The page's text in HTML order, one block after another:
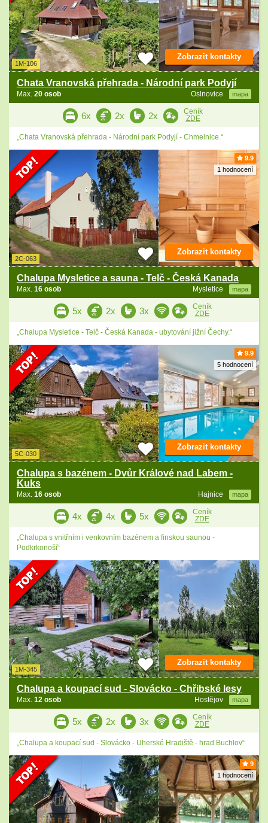
1M-106
Chata Vranovská přehrada - Národní park Podyjí
Oslnovice mapa
Max. 20 osob
Zobrazit kontakty
6x 2x 2x
Ceník
ZDE
„Chata Vranovská přehrada - Národní park Podyjí - Chmelnice.“
9.9
1 hodnocení
2C-063
Chalupa Mysletice a sauna - Telč - Česká Kanada
Mysletice mapa
Max. 16 osob
Zobrazit kontakty
5x 2x 3x
Ceník
ZDE
„Chalupa Mysletice - Telč - Česká Kanada - ubytování jižní Čechy.“
9.9
5 hodnocení
5C-030
Chalupa s bazénem - Dvůr Králové nad Labem -
Kuks
Hajnice mapa
Max. 16 osob
Zobrazit kontakty
4x 4x 5x
Ceník
ZDE
„Chalupa s vnitřním i venkovním bazénem a finskou saunou -
Podkrkonoší“
1M-345
Chalupa a koupací sud - Slovácko - Chřibské lesy
Hostějov mapa
Max. 12 osob
Zobrazit kontakty
5x 2x 3x
Ceník
ZDE
„Chalupa a koupací sud - Slovácko - Uherské Hradiště - hrad Buchlov“
9
1 hodnocení